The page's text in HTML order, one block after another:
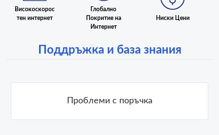
Високоскорос
тен интернет
Глобално
Покритие на
Интернет
Ниски Цени
Поддръжка и база знания
Проблеми с поръчка